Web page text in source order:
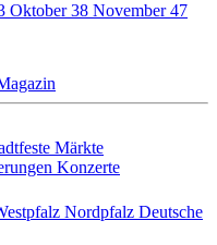
Oktober38 November47
Märkte
Konzerte
Nordpfalz Deutsche